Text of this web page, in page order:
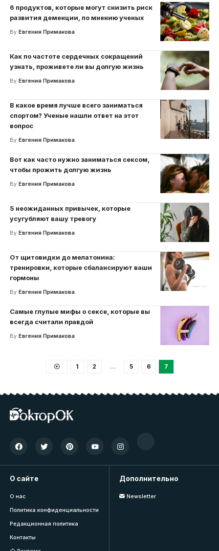
6 продуктов, которые могут снизить риск
развития деменции, по мнению ученых
By Евгения Примакова
Как по частоте сердечных сокращений
узнать, проживете ли вы долгую жизнь
By Евгения Примакова
В какое время лучше всего заниматься
спортом? Ученые нашли ответ на этот
вопрос
By Евгения Примакова
Вот как часто нужно заниматься сексом,
чтобы прожить долгую жизнь
By Евгения Примакова
5 неожиданных привычек, которые
усугубляют вашу тревогу
By Евгения Примакова
От щитовидки до мелатонина:
тренировки, которые сбалансируют ваши
гормоны
By Евгения Примакова
Самые глупые мифы о сексе, которые вы
всегда считали правдой
By Евгения Примакова
1 2 … 5 6 7
О сайте
О нас
Политика конфиденциальности
Редакционная политика
Контакты
Дополнительно
Newsletter